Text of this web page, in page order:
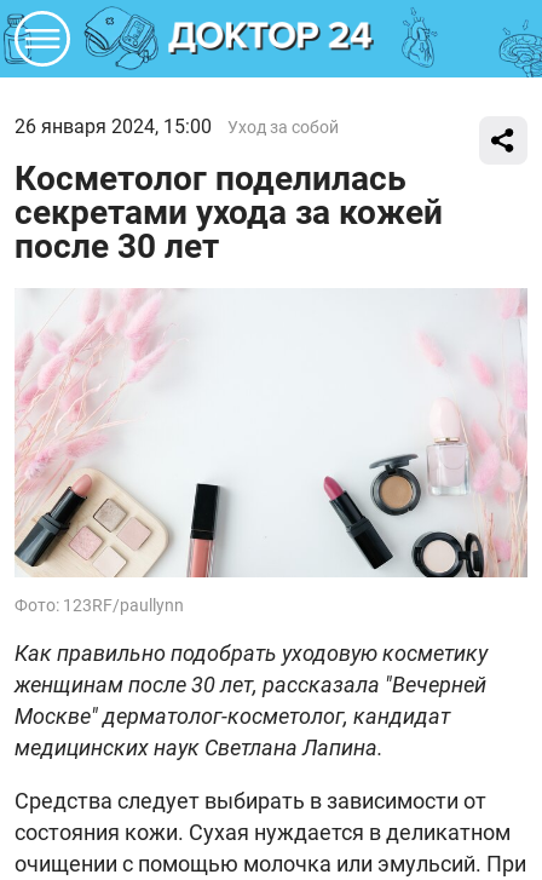
26 января 2024, 15:00 Уход за собой
Косметолог поделилась
секретами ухода за кожей
после 30 лет
Фото: 123RF/paullynn
Как правильно подобрать уходовую косметику
женщинам после 30 лет, рассказала "Вечерней
Москве" дерматолог-косметолог, кандидат
медицинских наук Светлана Лапина.
Средства следует выбирать в зависимости от
состояния кожи. Сухая нуждается в деликатном
очищении с помощью молочка или эмульсий. При